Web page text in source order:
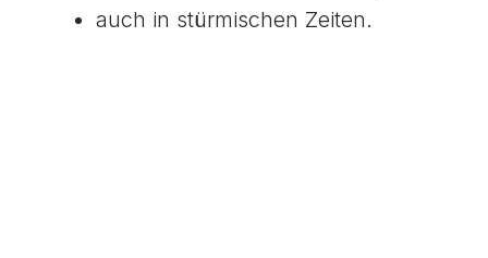
auch in stürmischen Zeiten.